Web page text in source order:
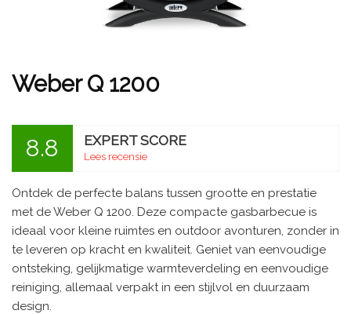
Weber Q 1200
8.8 EXPERT SCORE
Lees recensie
Ontdek de perfecte balans tussen grootte en prestatie
met de Weber Q 1200. Deze compacte gasbarbecue is
ideaal voor kleine ruimtes en outdoor avonturen, zonder in
te leveren op kracht en kwaliteit. Geniet van eenvoudige
ontsteking, gelijkmatige warmteverdeling en eenvoudige
reiniging, allemaal verpakt in een stijlvol en duurzaam
design.